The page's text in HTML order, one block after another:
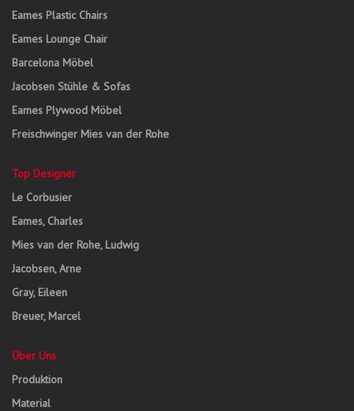
Eames Plastic Chairs
Eames Lounge Chair
Barcelona Möbel
Jacobsen Stühle & Sofas
Eames Plywood Möbel
Freischwinger Mies van der Rohe
Top Designer
Le Corbusier
Eames, Charles
Mies van der Rohe, Ludwig
Jacobsen, Arne
Gray, Eileen
Breuer, Marcel
Über Uns
Produktion
Material